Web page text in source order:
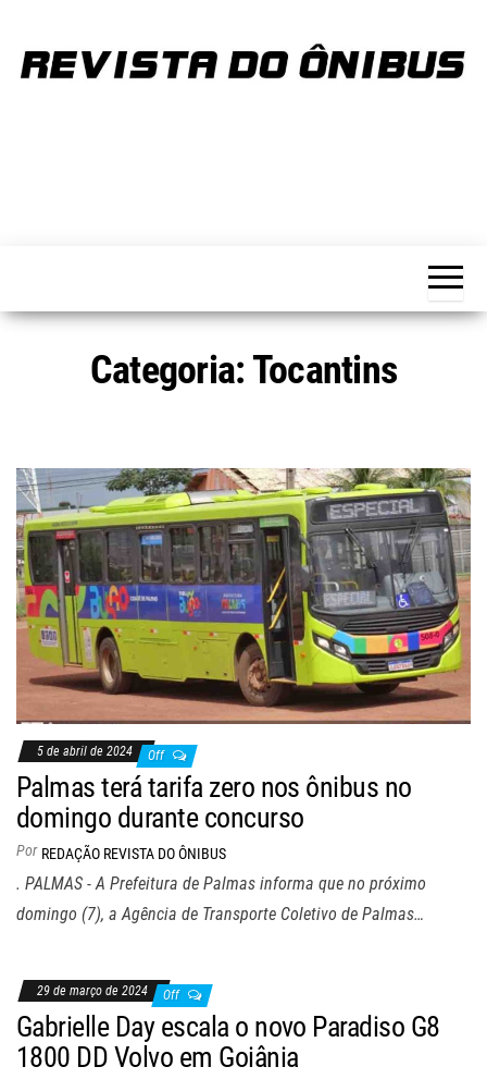
the
Categoria:Tocantins
5 de abril de 2024 Off
Palmas terá tarifa zero nos ônibus no
domingo durante concurso
Por REDAÇÃO REVISTA DO ÔNIBUS
. PALMAS - A Prefeitura de Palmas informa que no próximo
domingo (7), a Agência de Transporte Coletivo de Palmas…
29 de março de 2024 Off
Gabrielle Day escala o novo Paradiso G8
1800 DD Volvo em Goiânia